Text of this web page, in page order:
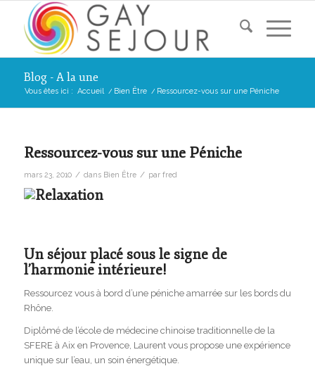
Blog - A la une
Vous êtes ici : Accueil / Bien Être / Ressourcez-vous sur une Péniche
Ressourcez-vous sur une Péniche
mars 23, 2010 / dans Bien Être / par fred
Un séjour placé sous le signe de
l’harmonie intérieure!
Ressourcez vous à bord d’une péniche amarrée sur les bords du
Rhône.
Diplômé de l’école de médecine chinoise traditionnelle de la
SFERE à Aix en Provence, Laurent vous propose une expérience
unique sur l’eau, un soin énergétique.